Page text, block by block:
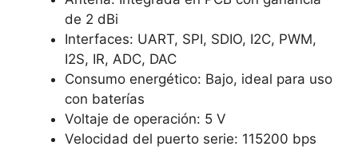
de 2 dBi
Interfaces: UART, SPI, SDIO, I2C, PWM,
I2S, IR, ADC, DAC
Consumo energético: Bajo, ideal para uso
con baterías
Voltaje de operación: 5 V
Velocidad del puerto serie: 115200 bps